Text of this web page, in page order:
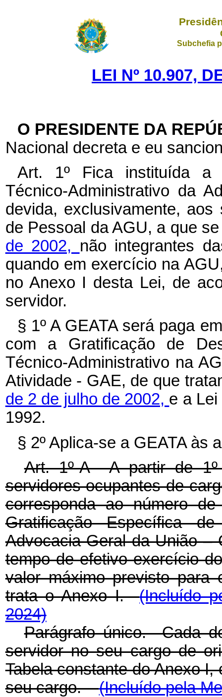
Subchefia
LEI Nº 10.907,
O PRESIDENTE DA
Nacional decreta e eu
Art. 1º Fica instituída a
Técnico-Administrativo da
devida, exclusivamente,
de Pessoal da AGU, a que
de 2002, não integrantes
quando em exercício na
no Anexo I desta Lei, de
servidor.
§ 1º A GEATA será paga
com a Gratificação de
Técnico-Administrativo na
Atividade - GAE, de que
de 2 de julho de 2002, e a
1992.
§ 2º Aplica-se a GEATA às
Art. 1º-A A partir de
servidores ocupantes de
corresponda ao número
Gratificação Específica
Advocacia-Geral da União –
tempo de efetivo exercício
valor máximo previsto para
trata o Anexo I.(Incluído
2024)
Parágrafo único. Cada
servidor no seu cargo de
Tabela constante do Anexo
seu cargo.(Incluído pela